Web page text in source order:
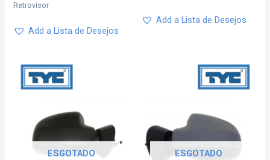
Retrovisor
Add a Lista de Desejos
Add a Lista de Desejos
ESGOTADO ESGOTADO